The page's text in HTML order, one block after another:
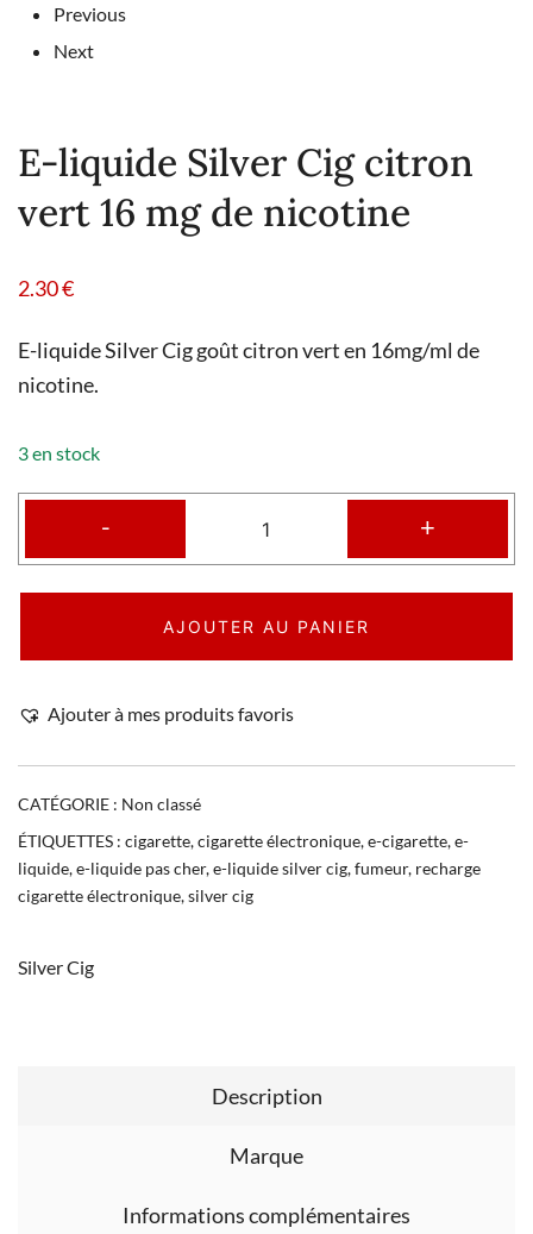
Previous
Next
E-liquide Silver Cig citron
vert 16 mg de nicotine
2.30€
E-liquide Silver Cig goût citron vert en 16mg/ml de
nicotine.
3 en stock
- +
AJOUTER AU PANIER
Ajouter à mes produits favoris
CATÉGORIE : Non classé
ÉTIQUETTES : cigarette,cigarette électronique,e-cigarette,e-
liquide,e-liquide pas cher,e-liquide silver cig,fumeur, recharge
cigarette électronique,silver cig
Silver Cig
Description
Marque
Informations complémentaires